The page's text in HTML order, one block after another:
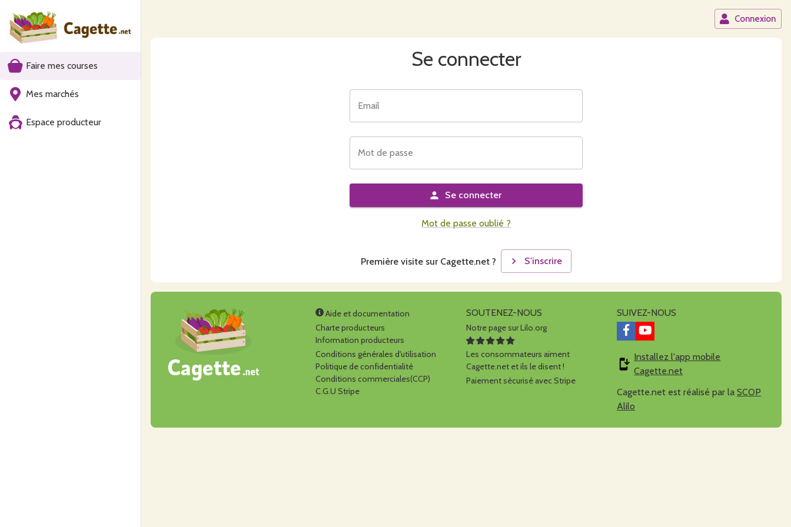
Faire mes courses
Mes marchés
Espace producteur
Connexion
Se connecter
Email
Mot de passe
Se connecter
Mot de passe oublié ?
Première visite sur Cagette.net ? S'inscrire
Aide et documentation
Charte producteurs
Information producteurs
Conditions générales d'utilisation
Politique de confidentialité
Conditions commerciales(CCP)
C.G.U Stripe
SOUTENEZ-NOUS
Notre page sur Lilo.org
Les consommateurs aiment
Cagette.net et ils le disent !
Paiement sécurisé avec Stripe
SUIVEZ-NOUS
Installez l'app mobile
Cagette.net
Cagette.net est réalisé par la SCOP
Alilo